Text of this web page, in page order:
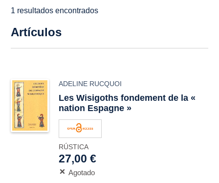
1 resultados encontrados
Artículos
ADELINE RUCQUOI
Les Wisigoths fondement de la «
nation Espagne »
RÚSTICA
27,00 €
Agotado